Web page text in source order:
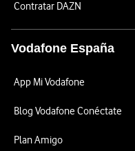
Contratar DAZN
Vodafone España
App Mi Vodafone
Blog Vodafone Conéctate
Plan Amigo